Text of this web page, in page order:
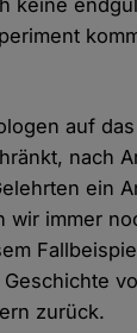
keine
auf
nach
ein
wir immer
zurück.